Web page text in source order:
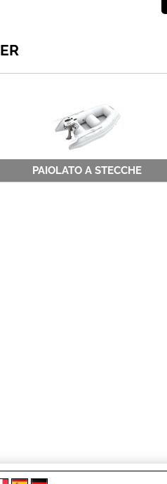
PAIOLATO A STECCHE